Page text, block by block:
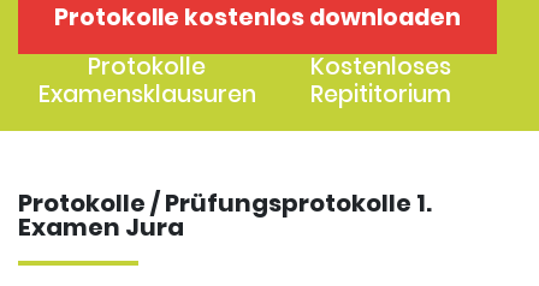
Protokolle kostenlos downloaden
1. Examen
2. Examen
Protokolle
Examensklausuren
Kostenloses
Repititorium
Protokolle / Prüfungsprotokolle 1.
Examen Jura